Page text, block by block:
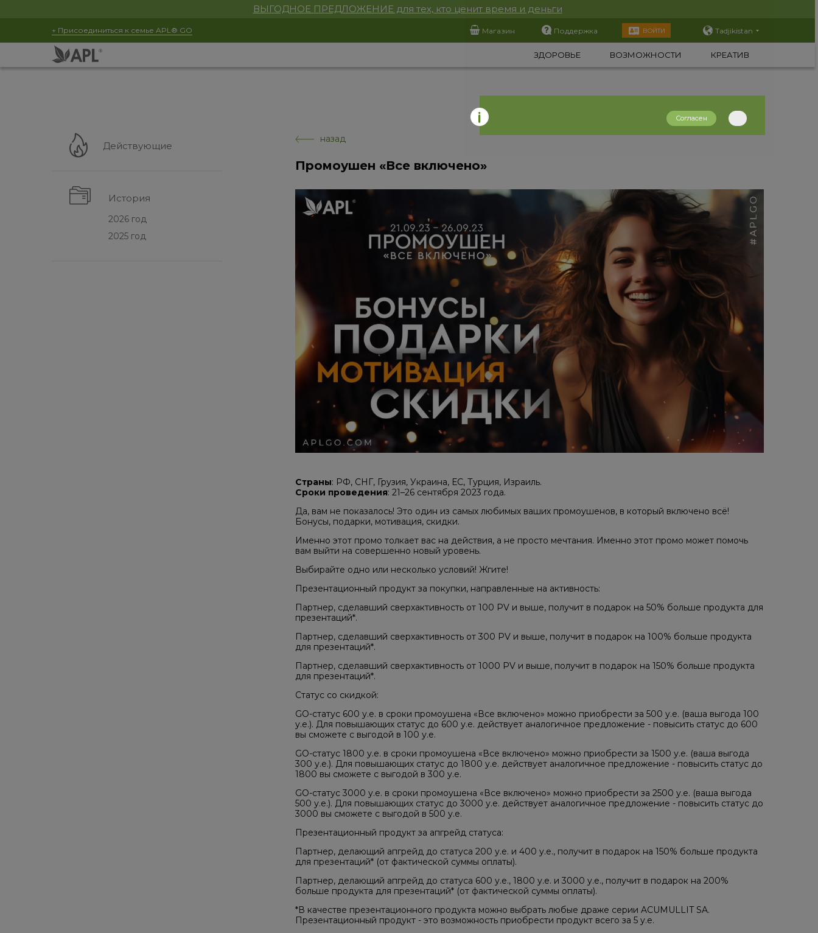
ВЫГОДНОЕ ПРЕДЛОЖЕНИЕ для тех, кто ценит время и деньги
+ Присоединиться к семье APL® GO Магазин Поддержка ВОЙТИ Tadjikistan
ЗДОРОВЬЕ ВОЗМОЖНОСТИ КРЕАТИВ
Действующие
История
2026 год
2025 год
назад
Промоушен «Все включено»
Страны: РФ, СНГ, Грузия, Украина, ЕС, Турция, Израиль.
Сроки проведения: 21–26 сентября 2023 года.
Да, вам не показалось! Это один из самых любимых ваших промоушенов, в который включено всё!
Бонусы, подарки, мотивация, скидки.
Именно этот промо толкает вас на действия, а не просто мечтания. Именно этот промо может помочь
вам выйти на совершенно новый уровень.
Выбирайте одно или несколько условий! Жгите!
Презентационный продукт за покупки, направленные на активность:
Партнер, сделавший сверхактивность от 100 PV и выше, получит в подарок на 50% больше продукта для
презентаций*.
Партнер, сделавший сверхактивность от 300 PV и выше, получит в подарок на 100% больше продукта
для презентаций*.
Партнер, сделавший сверхактивность от 1000 PV и выше, получит в подарок на 150% больше продукта
для презентаций*.
Статус со скидкой:
GO-статус 600 у.е. в сроки промоушена «Все включено» можно приобрести за 500 у.е. (ваша выгода 100
у.е.). Для повышающих статус до 600 у.е. действует аналогичное предложение - повысить статус до 600
вы сможете с выгодой в 100 у.е.
GO-статус 1800 у.е. в сроки промоушена «Все включено» можно приобрести за 1500 у.е. (ваша выгода
300 у.е.). Для повышающих статус до 1800 у.е. действует аналогичное предложение - повысить статус до
1800 вы сможете с выгодой в 300 у.е.
GO-статус 3000 у.е. в сроки промоушена «Все включено» можно приобрести за 2500 у.е. (ваша выгода
500 у.е.). Для повышающих статус до 3000 у.е. действует аналогичное предложение - повысить статус до
3000 вы сможете с выгодой в 500 у.е.
Презентационный продукт за апгрейд статуса:
Партнер, делающий апгрейд до статуса 200 у.е. и 400 у.е., получит в подарок на 150% больше продукта
для презентаций* (от фактической суммы оплаты).
Партнер, делающий апгрейд до статуса 600 у.е., 1800 у.е. и 3000 у.е., получит в подарок на 200%
больше продукта для презентаций* (от фактической суммы оплаты).
*В качестве презентационного продукта можно выбрать любые драже серии ACUMULLIT SA.
Презентационный продукт - это возможность приобрести продукт всего за 5 у.е.
Согласен